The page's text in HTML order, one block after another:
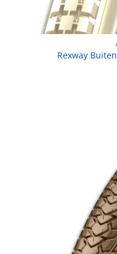
Rexway